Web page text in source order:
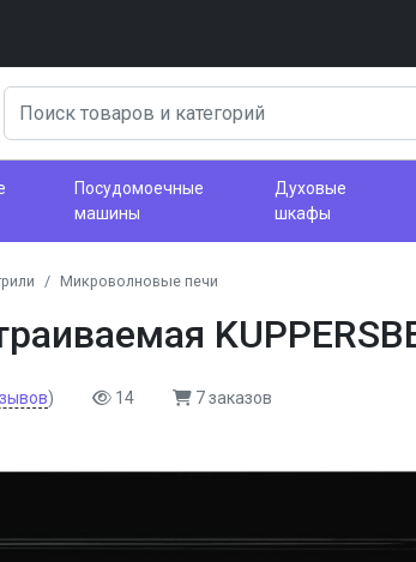
Посудомоечные
машины
Духовые
шкафы
Микроволновые печи
) 14 7 заказов